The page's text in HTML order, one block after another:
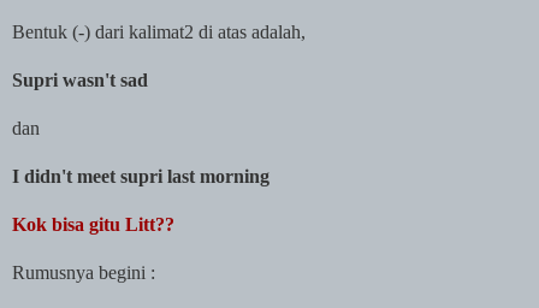
Bentuk (-) dari kalimat2 di atas adalah,
Supri wasn't sad
dan
I didn't meet supri last morning
Kok bisa gitu Litt??
Rumusnya begini :